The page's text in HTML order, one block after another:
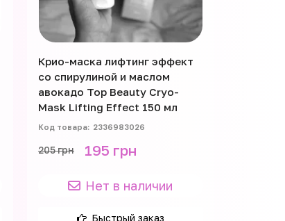
Крио-маска лифтинг эффект
со спирулиной и маслом
авокадо Top Beauty Cryo-
Mask Lifting Effect 150 мл
2336983026
205 грн 195 грн
Нет в наличии
Быстрый заказ